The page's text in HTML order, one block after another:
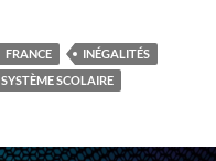
FRANCE
INÉGALITÉS
SYSTÈME SCOLAIRE